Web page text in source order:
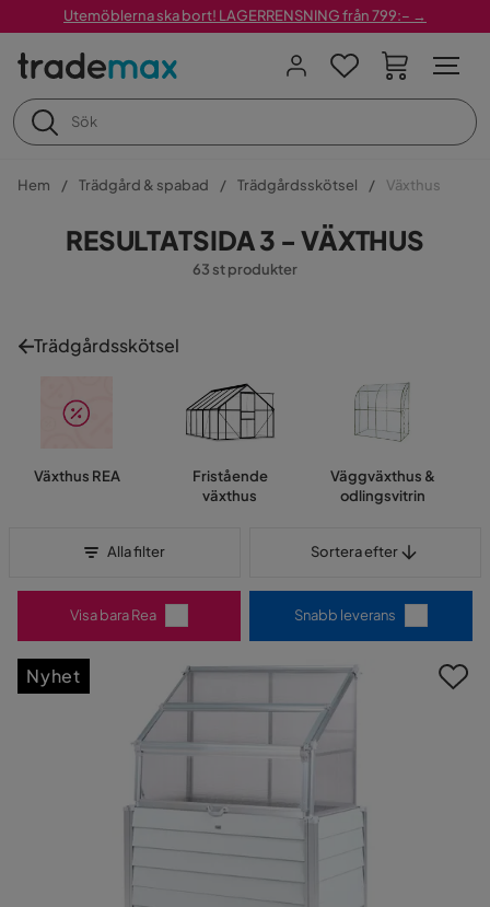
Utemöblerna ska bort! LAGERRENSNING från 799:– →
Hem Trädgård & spabad Trädgårdsskötsel Växthus
RESULTATSIDA 3 - VÄXTHUS
63 st produkter
Trädgårdsskötsel
Växthus REA
Fristående
växthus
Väggväxthus &
odlingsvitrin
Alla filter Sortera efter
Visa bara Rea Snabb leverans
Nyhet